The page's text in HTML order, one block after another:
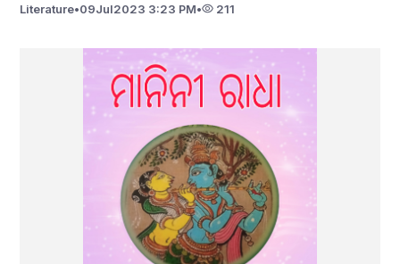
Literature•09Jul2023 3:23 PM• 211